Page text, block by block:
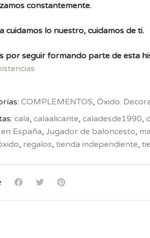
constantemente.
cuidamos lo nuestro, cuidamos de ti.
por seguir formando parte de esta
COMPLEMENTOS, Óxido.
cala, calaalicante, caladesde1990,
España, Jugador de baloncesto,
, regalos, tienda independiente,